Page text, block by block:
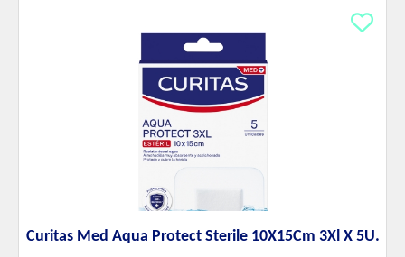
Curitas Med Aqua Protect Sterile 10X15Cm 3Xl X 5U.